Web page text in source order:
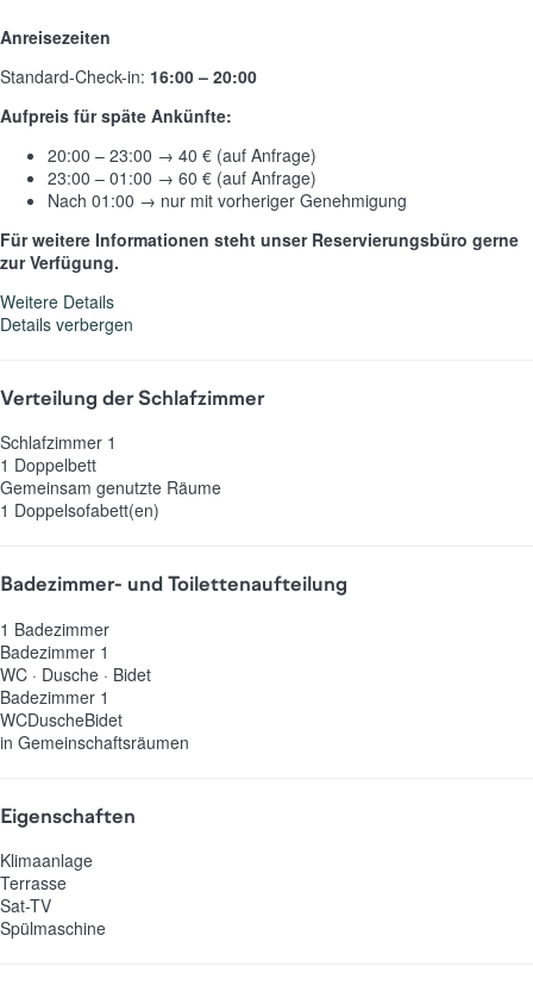
Anreisezeiten
Standard-Check-in: 16:00 – 20:00
Aufpreis für späte Ankünfte:
20:00 – 23:00 → 40 € (auf Anfrage)
23:00 – 01:00 → 60 € (auf Anfrage)
Nach 01:00 → nur mit vorheriger Genehmigung
Für weitere Informationen steht unser Reservierungsbüro gerne
zur Verfügung.
Weitere Details
Details verbergen
Verteilung der Schlafzimmer
Schlafzimmer 1
1 Doppelbett
Gemeinsam genutzte Räume
1 Doppelsofabett(en)
Badezimmer- und Toilettenaufteilung
1 Badezimmer
Badezimmer 1
WC · Dusche · Bidet
Badezimmer 1
WCDuscheBidet
in Gemeinschaftsräumen
Eigenschaften
Klimaanlage
Terrasse
Sat-TV
Spülmaschine